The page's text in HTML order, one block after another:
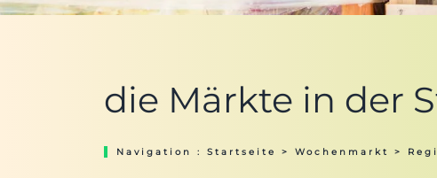
die Märkte in der
Navigation : Startseite > Wochenmarkt >